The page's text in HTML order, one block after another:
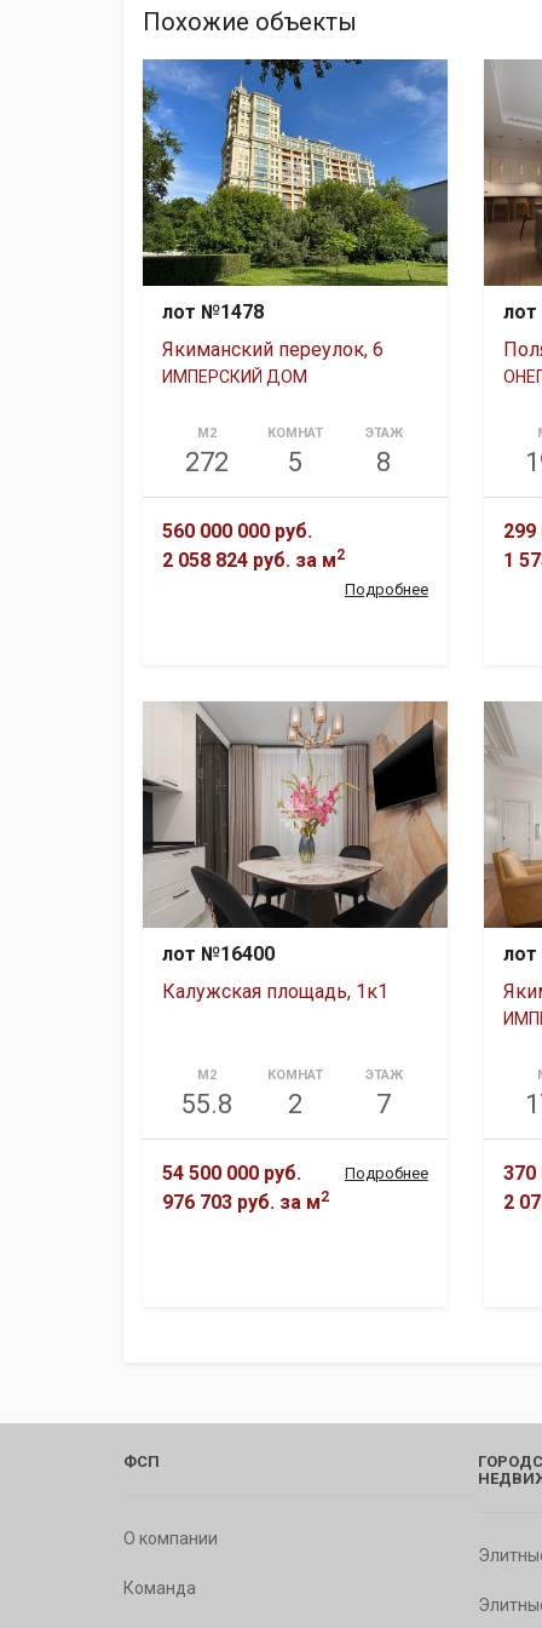
Похожие объекты
лот №1478
Якиманский переулок, 6
ИМПЕРСКИЙ ДОМ
М2
272
КОМНАТ
5
ЭТАЖ
8
560 000 000 руб.
2 058 824 руб. за м2
Подробнее
299
1
лот №16400
Калужская площадь, 1к1
М2
55.8
КОМНАТ
2
ЭТАЖ
7
54 500 000 руб.
976 703 руб. за м2
Подробнее
370
2
ФСП
О компании
Команда